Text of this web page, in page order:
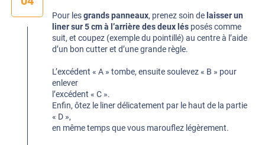
Pour lesgrands panneaux, prenez soin de laisser un
liner sur 5 cm à l’arrière des deux lés posés comme
suit, et coupez (exemple du pointillé) au centre à l’aide
d’un bon cutter et d’une grande règle.
L’excédent « A » tombe, ensuite soulevez « B » pour
enlever
l’excédent « C ».
Enfin, ôtez le liner délicatement par le haut de la partie
« D »,
en même temps que vous marouflez légèrement.